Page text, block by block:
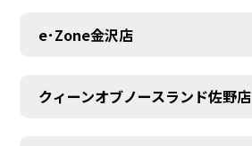
e･Zone金沢店
クィーンオブノースランド佐野店